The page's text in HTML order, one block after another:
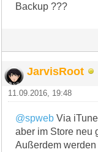
Backup ???
JarvisRoot
11.09.2016, 19:48
@spweb Via
aber im Store neu
Außerdem